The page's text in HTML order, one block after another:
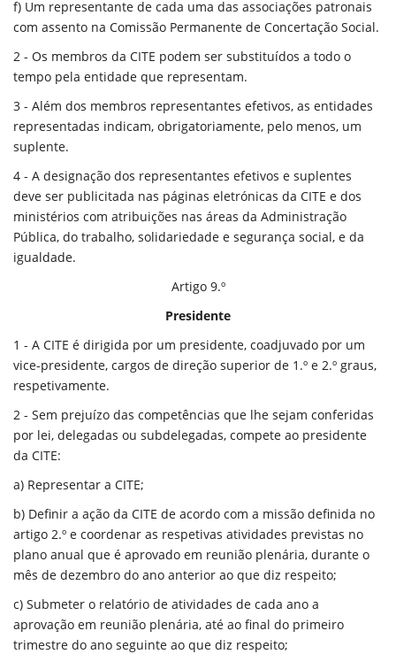
f) Um representante de cada uma das associações patronais
com assento na Comissão Permanente de Concertação Social.
2 - Os membros da CITE podem ser substituídos a todo o
tempo pela entidade que representam.
3 - Além dos membros representantes efetivos, as entidades
representadas indicam, obrigatoriamente, pelo menos, um
suplente.
4 - A designação dos representantes efetivos e suplentes
deve ser publicitada nas páginas eletrónicas da CITE e dos
ministérios com atribuições nas áreas da Administração
Pública, do trabalho, solidariedade e segurança social, e da
igualdade.
Artigo 9.º
Presidente
1 - A CITE é dirigida por um presidente, coadjuvado por um
vice-presidente, cargos de direção superior de 1.º e 2.º graus,
respetivamente.
2 - Sem prejuízo das competências que lhe sejam conferidas
por lei, delegadas ou subdelegadas, compete ao presidente
da CITE:
a) Representar a CITE;
b) Definir a ação da CITE de acordo com a missão definida no
artigo 2.º e coordenar as respetivas atividades previstas no
plano anual que é aprovado em reunião plenária, durante o
mês de dezembro do ano anterior ao que diz respeito;
c) Submeter o relatório de atividades de cada ano a
aprovação em reunião plenária, até ao final do primeiro
trimestre do ano seguinte ao que diz respeito;